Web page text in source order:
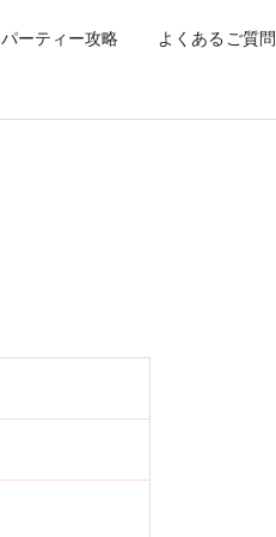
パーティー攻略 よくあるご質問